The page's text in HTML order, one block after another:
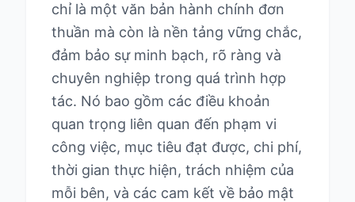
chỉ là một văn bản hành chính đơn
thuần mà còn là nền tảng vững chắc,
đảm bảo sự minh bạch, rõ ràng và
chuyên nghiệp trong quá trình hợp
tác. Nó bao gồm các điều khoản
quan trọng liên quan đến phạm vi
công việc, mục tiêu đạt được, chi phí,
thời gian thực hiện, trách nhiệm của
mỗi bên, và các cam kết về bảo mật